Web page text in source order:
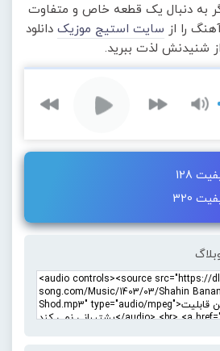
به دنبال یک قطعه خاص و متفاوت
را از سایت استیج موزیک دانلود
شنیدنش لذت ببرید.
128
320